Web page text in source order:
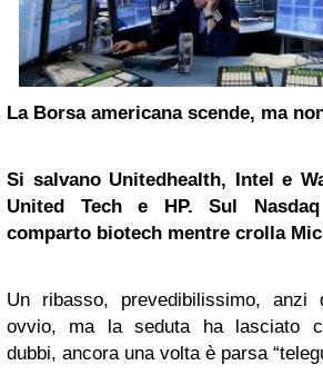
La Borsa americana scende, ma
Si salvano Unitedhealth, Intel e
United Tech e HP. Sul
comparto biotech mentre crolla
Un ribasso, prevedibilissimo,
ovvio, ma la seduta ha lasciato
dubbi, ancora una volta è parsa